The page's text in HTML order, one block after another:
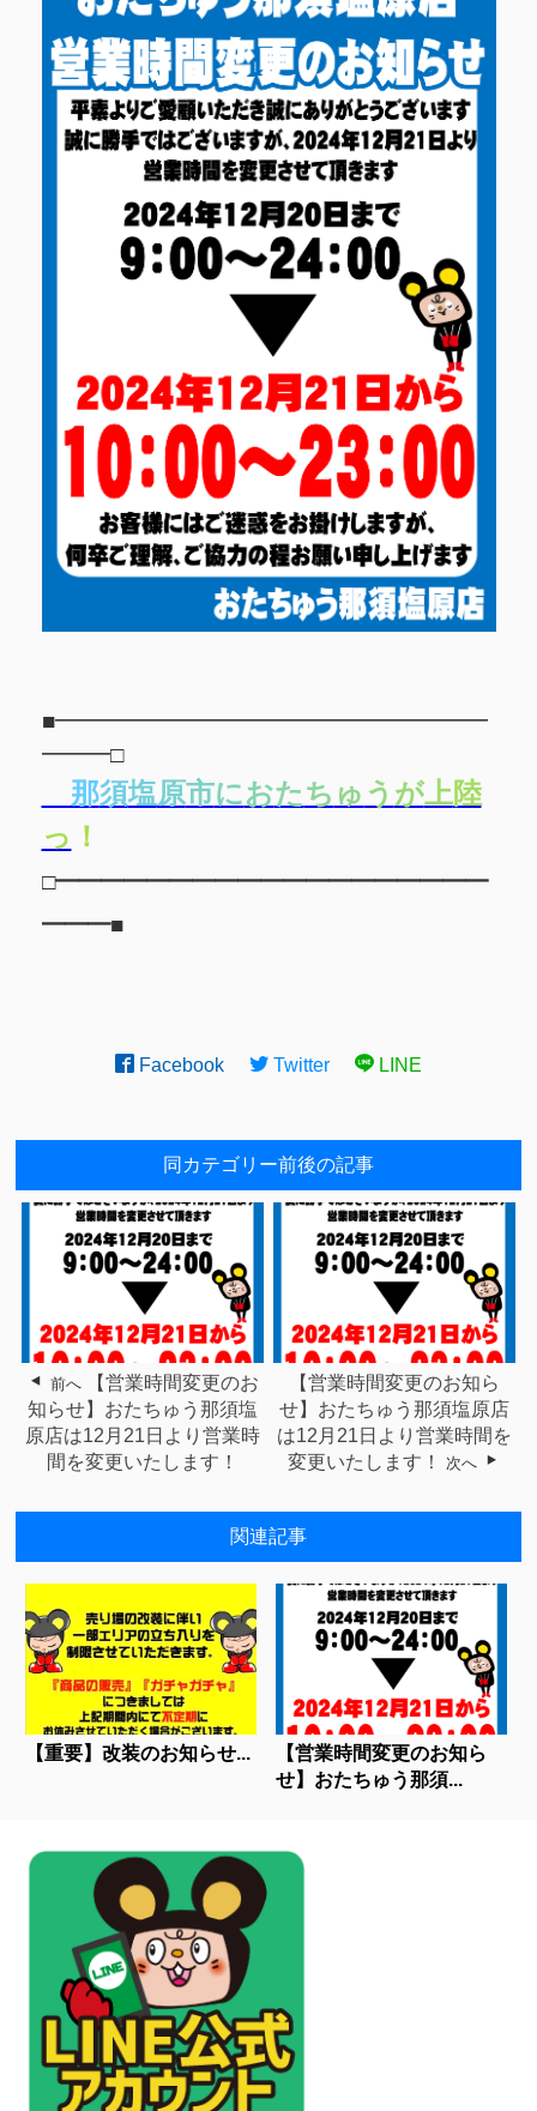
■━━━━━━━━━━━━━━━━━━━
━━━□
那須塩原市におたち ゅ う が上陸
っ ！
□━━━━━━━━━━━━━━━━━━━
━━━■
Facebook Twitter LINE
同カテゴリー前後の記事
前へ
【営業時間変更のお
知らせ】おたちゅう那須塩
原店は12月21日より営業時
間を変更いたします！
【営業時間変更のお知ら
せ】おたちゅう那須塩原店
は12月21日より営業時間を
変更いたします！
次へ
関連記事
【重要】改装のお知らせ...
【営業時間変更のお知ら
せ】おたちゅう那須...